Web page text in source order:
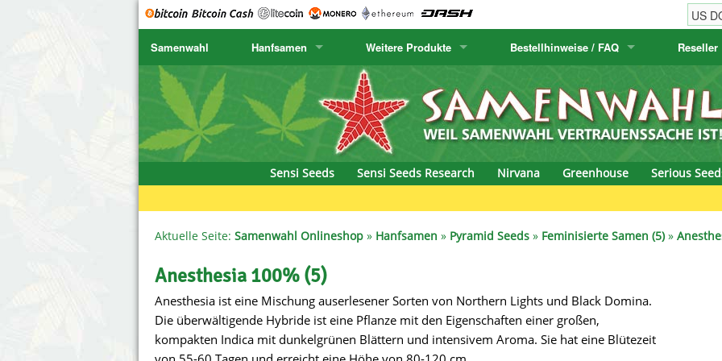
Samenwahl Hanfsamen
SENSI SEEDS
SENSI SEEDS RESEARCH
NIRVANA
SERIOUS SEEDS
SPLIFF SEEDS
Ace Seeds
Anaconda Seeds
CBD Crew
Chronic & Caviar
Delicious Seeds
Dr. Underground Seeds
Dutch Passion
Empire Seeds
Exotic Seeds
Humboldt Seed Company
Humboldt Seeds
Kannabia
krauTHCollective
La Semilla Automatica
Positronics
Prana Medical
Ripper Seeds
Samsara Seeds
Seedsman
Weitere Produkte
Kakteensamen
Kanarische Flora
Bestellhinweise / FAQ
Bestellhinweise
Versandhinweise
Reseller
E-MAIL
PASSWORT
Sensi Seeds Sensi Seeds Research Nirvana Greenhouse Serious
Aktuelle Seite: Samenwahl Onlineshop » Hanfsamen » Pyramid Seeds » Feminisierte Samen (5)»
Anesthesia 100% (5)
Anesthesia ist eine Mischung auserlesener Sorten von Northern Lights und Black Domina.
Die überwältigende Hybride ist eine Pflanze mit den Eigenschaften einer großen,
kompakten Indica mit dunkelgrünen Blättern und intensivem Aroma. Sie hat eine Blütezeit